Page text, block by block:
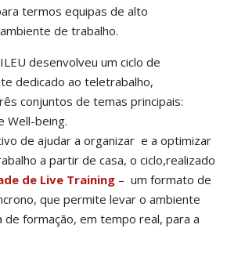
termos equipas de alto
de trabalho.
desenvolveu um ciclo de
dedicado ao teletrabalho,
conjuntos de temas principais:
Well-being.
de ajudar a organizar e a optimizar
a partir de casa, o ciclo,realizado
de Live Training – um formato de
que permite levar o ambiente
de formação, em tempo real, para a